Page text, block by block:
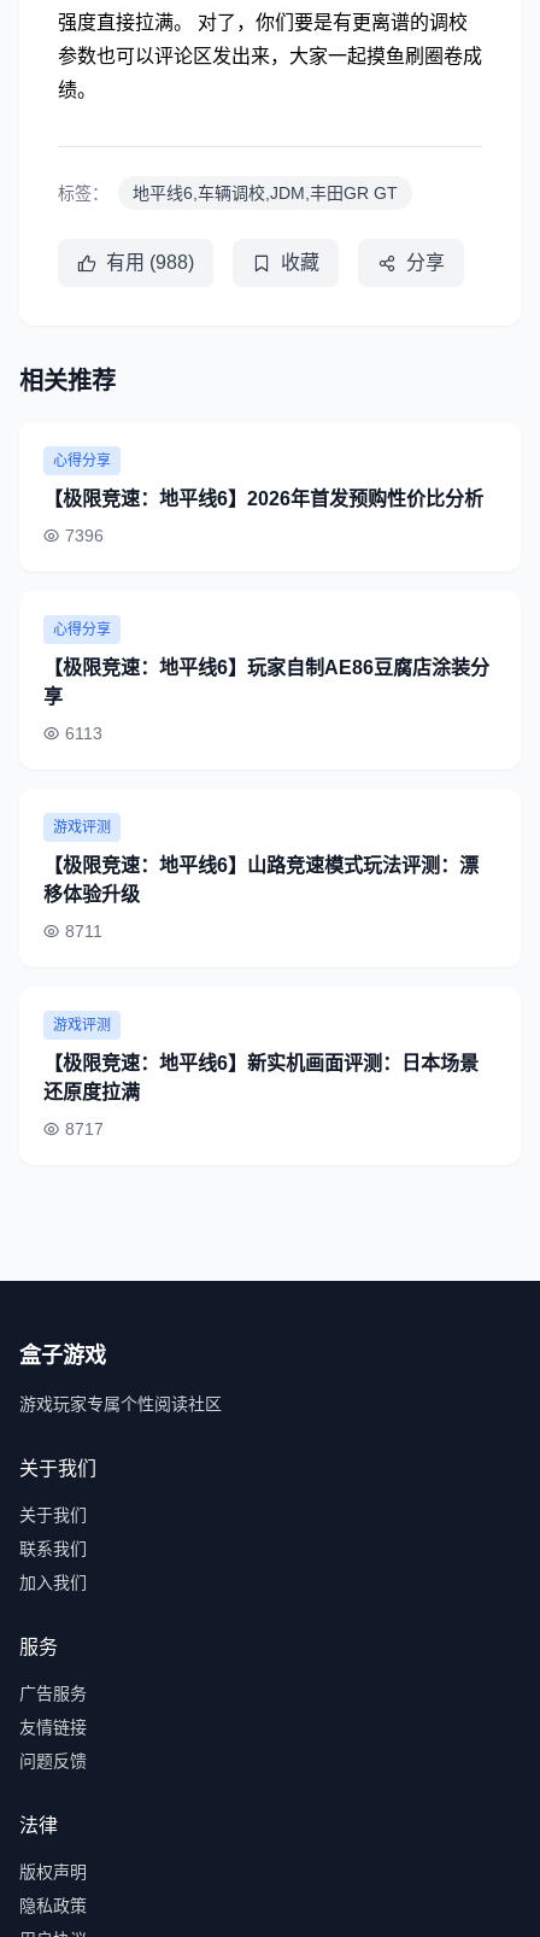
强度直接拉满。 对了，你们要是有更离谱的调校
参数也可以评论区发出来，大家一起摸鱼刷圈卷成
绩。
标签： 地平线6,车辆调校,JDM,丰田GR GT
有用 (988) 收藏 分享
相关推荐
心得分享
【极限竞速：地平线6】2026年首发预购性价比分析
7396
心得分享
【极限竞速：地平线6】玩家自制AE86豆腐店涂装分
享
6113
游戏评测
【极限竞速：地平线6】山路竞速模式玩法评测：漂
移体验升级
8711
游戏评测
【极限竞速：地平线6】新实机画面评测：日本场景
还原度拉满
8717
盒子游戏
游戏玩家专属个性阅读社区
关于我们
关于我们
联系我们
加入我们
服务
广告服务
友情链接
问题反馈
法律
版权声明
隐私政策